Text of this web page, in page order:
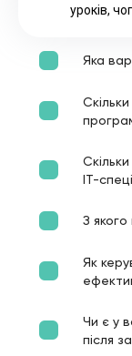
уроків,
Яка
ІТ-
З
Як
Чи є у
після